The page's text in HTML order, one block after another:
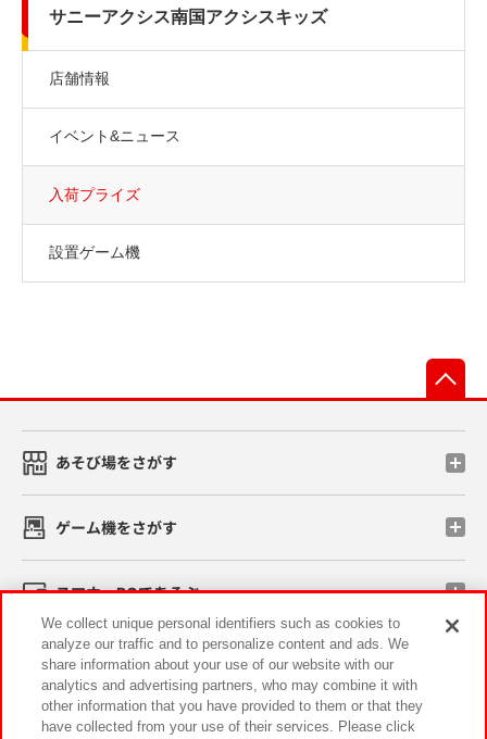
サニーアクシス南国アクシスキッズ
店舗情報
イベント&ニュース
入荷プライズ
設置ゲーム機
あそび場をさがす
ゲーム機をさがす
スマホ・PCであそぶ
イベント・キャンペーン
We collect unique personal identifiers such as cookies to
analyze our traffic and to personalize content and ads. We
share information about your use of our website with our
analytics and advertising partners, who may combine it with
other information that you have provided to them or that they
have collected from your use of their services. Please click